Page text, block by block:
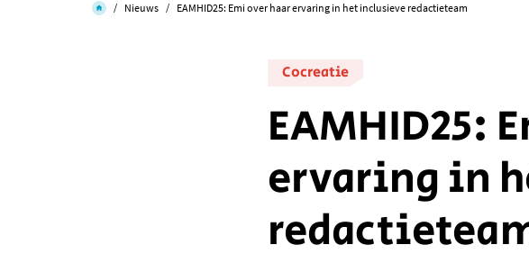
/ Nieuws / EAMHID25: Emi over haar ervaring in het inclusieve redactieteam
Cocreatie
EAMHID25:
ervaring in